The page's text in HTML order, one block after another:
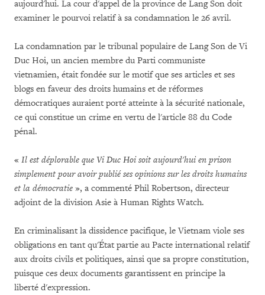
aujourd'hui. La cour d'appel de la province de Lang Son doit
examiner le pourvoi relatif à sa condamnation le 26 avril.
La condamnation par le tribunal populaire de Lang Son de Vi
Duc Hoi, un ancien membre du Parti communiste
vietnamien, était fondée sur le motif que ses articles et ses
blogs en faveur des droits humains et de réformes
démocratiques auraient porté atteinte à la sécurité nationale,
ce qui constitue un crime en vertu de l'article 88 du Code
pénal.
« Il est déplorable que Vi Duc Hoi soit aujourd'hui en prison
simplement pour avoir publié ses opinions sur les droits humains
et la démocratie », a commenté Phil Robertson, directeur
adjoint de la division Asie à Human Rights Watch.
En criminalisant la dissidence pacifique, le Vietnam viole ses
obligations en tant qu'État partie au Pacte international relatif
aux droits civils et politiques, ainsi que sa propre constitution,
puisque ces deux documents garantissent en principe la
liberté d'expression.